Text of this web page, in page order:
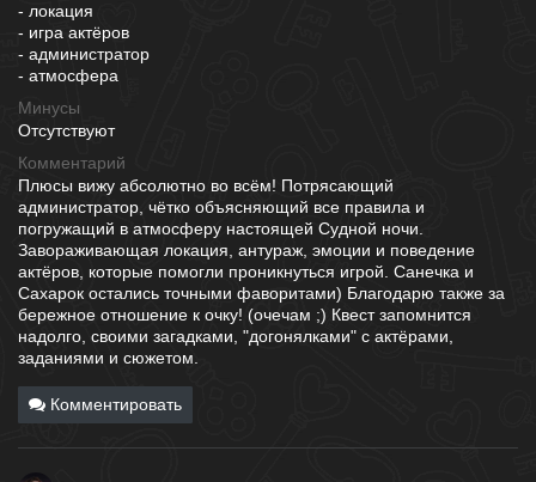
- локация
- игра актёров
- администратор
- атмосфера
Минусы
Отсутствуют
Комментарий
Плюсы вижу абсолютно во всём! Потрясающий
администратор, чётко объясняющий все правила и
погружащий в атмосферу настоящей Судной ночи.
Завораживающая локация, антураж, эмоции и поведение
актёров, которые помогли проникнуться игрой. Санечка и
Сахарок остались точными фаворитами) Благодарю также за
бережное отношение к очку! (очечам ;) Квест запомнится
надолго, своими загадками, "догонялками" с актёрами,
заданиями и сюжетом.
Комментировать